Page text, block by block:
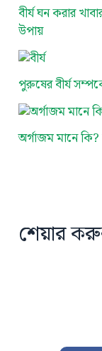
বীর্য ঘন করার
উপায়
পুরুষের বীর্য
অর্গাজম মানে
শেয়ার